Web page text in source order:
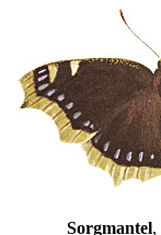
Sorgmantel,